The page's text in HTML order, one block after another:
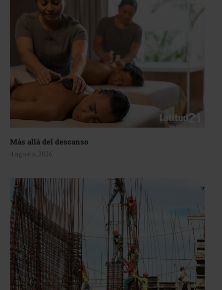
Más allá del descanso
4 agosto, 2026